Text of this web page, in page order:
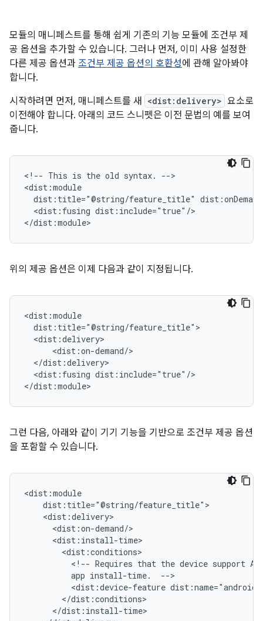
모듈의 매니페스트를 통해 쉽게 기존의 기능 모듈에 조건부 제
공 옵션을 추가할 수 있습니다. 그러나 먼저, 이미 사용 설정한
다른 제공 옵션과 조건부 제공 옵션의 호환성에 관해 알아봐야
합니다.
시작하려면 먼저, 매니페스트를 새
<dist:delivery> 요소로
이전해야 합니다. 아래의 코드 스니펫은 이전 문법의 예를 보여
줍니다.
<!-- This is the old syntax.
-->
dist:title="@string/feature_title"
<dist:fusing dist:include="true"/>
위의 제공 옵션은 이제 다음과 같이 지정됩니다.
<dist:fusing dist:include="true"/>
그런 다음, 아래와 같이 기기 기능을 기반으로 조건부 제공 옵션
을 포함할 수 있습니다.
<!-- Requires that the device support AR
app install-time.
<dist:device-feature